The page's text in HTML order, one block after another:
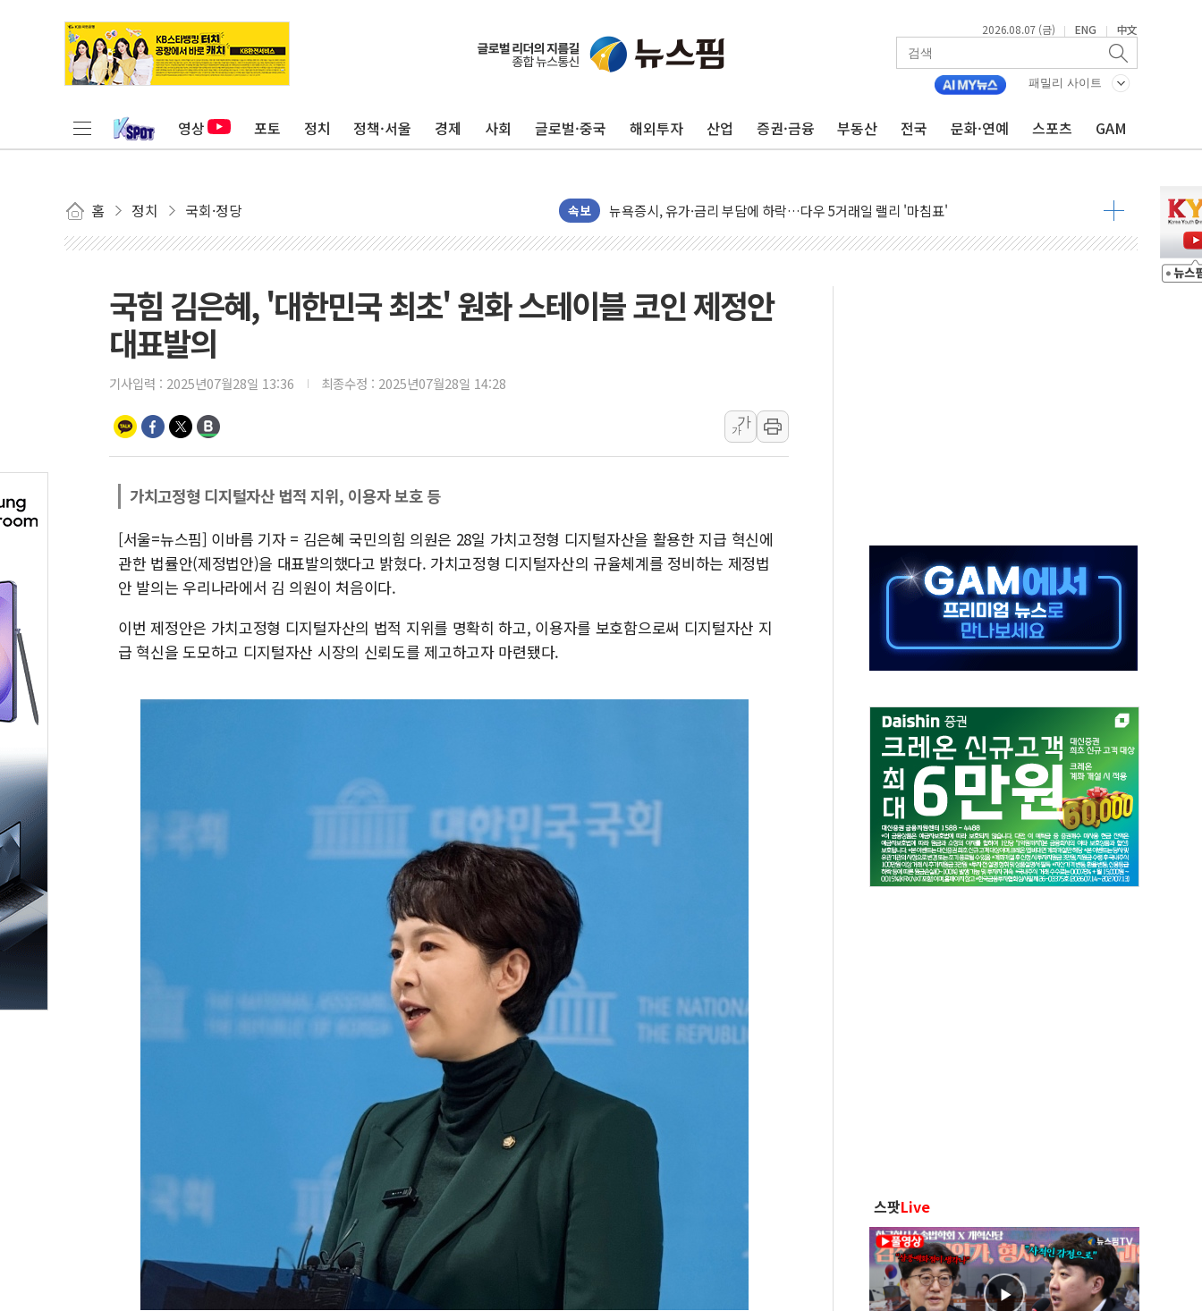
2026.08.07 (금) | ENG | 中文
패밀리 사이트
영상 포토 정치 정책·서울 경제 사회 글로벌·중국 해외투자 산업 증권·금융 부동산 전국 문화·연예 스포츠 GAM
홈 정치 국회·정당 속보
트럼프 "이란전 조만간 끝날 것"…군수품 부족설 일축 "막대한 무기 보유"
현대리바트, 원가 개선으로 실적 방어…다음 과제는 '외형 확대'
세금 부담 커진 고가 1주택자…맞교환·재매수·다운사이징 '저울질'
[금/유가] 이란의 호르무즈 해협 통항 제한 검토에 유가 3% 급등…금값 보합
이란, 오만과 호르무즈 해협 재개방 합의 막바지.."美와 직접 협상 없어"
[민주 당권주자 일정] 송영길·정청래·김민석 후보 - 8월 7일
[오늘의 정치일정] 8월 7일(금)
[오늘의 국회일정] 상임위·세미나·기자회견·주요 정당 - 8월 7일
구광모, 내주 실리콘밸리서 젠슨 황 재회…로봇·AI 데이터센터·모빌리티 구체화
뉴욕증시 개장 전 특징주...모더나·아이온큐·도어대시↑ VS 샌디스크·피그마·앱러빈↓
청와대, 북한 단거리 탄도미사일 발사에 긴급 안보 점검회의
금값 7주 만에 최고…美 고용 둔화·호르무즈 재개방 기대에 강세
국힘 김은혜, '대한민국 최초' 원화 스테이블 코인 제정안
대표발의
기사입력 : 2025년07월28일 13:36 최종수정 : 2025년07월28일 14:28
가
가
가치고정형 디지털자산 법적 지위, 이용자 보호 등
[서울=뉴스핌] 이바름 기자 = 김은혜 국민의힘 의원은 28일 가치고정형 디지털자산을 활용한 지급 혁신에
관한 법률안(제정법안)을 대표발의했다고 밝혔다. 가치고정형 디지털자산의 규율체계를 정비하는 제정법
안 발의는 우리나라에서 김 의원이 처음이다.
이번 제정안은 가치고정형 디지털자산의 법적 지위를 명확히 하고, 이용자를 보호함으로써 디지털자산 지
급 혁신을 도모하고 디지털자산 시장의 신뢰도를 제고하고자 마련됐다.
스팟Live